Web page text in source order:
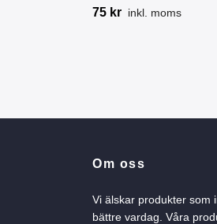
75 kr inkl. moms
Om oss
Vi älskar produkter som
bättre vardag. Våra